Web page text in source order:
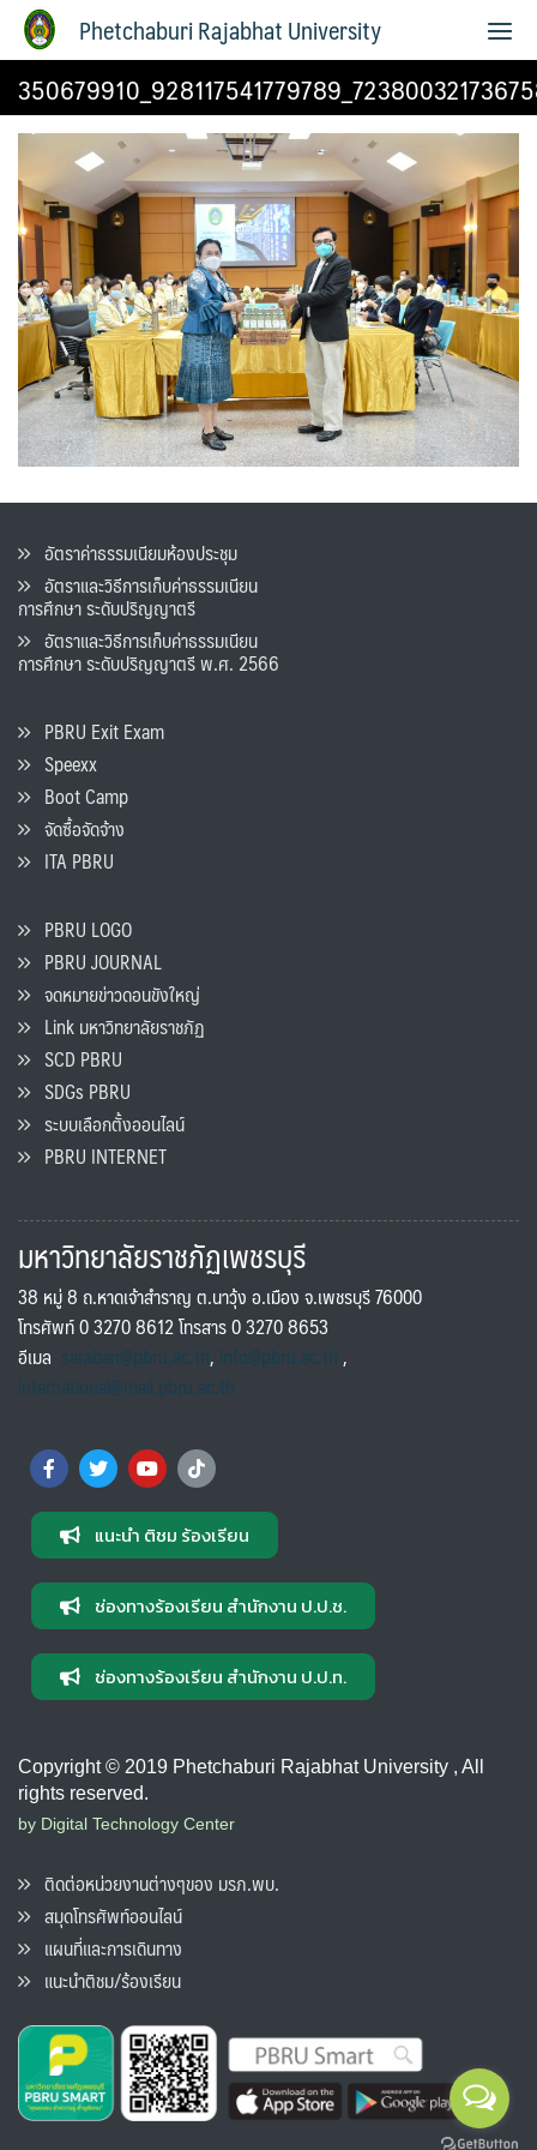
Phetchaburi Rajabhat University
อัตราค่าธรรมเนียมห้องประชุม
อัตราและวิธีการเก็บค่าธรรมเนียน
การศึกษา ระดับปริญญาตรี
อัตราและวิธีการเก็บค่าธรรมเนียน
การศึกษา ระดับปริญญาตรี พ.ศ. 2566
PBRU Exit Exam
Speexx
Boot Camp
จัดซื้อจัดจ้าง
ITA PBRU
PBRU LOGO
PBRU JOURNAL
จดหมายข่าวดอนขังใหญ่
Link มหาวิทยาลัยราชภัฏ
SCD PBRU
SDGs PBRU
ระบบเลือกตั้งออนไลน์
PBRU INTERNET
มหาวิทยาลัยราชภัฏเพชรบุรี
38 หมู่ 8 ถ.หาดเจ้าสำราญ ต.นาวุ้ง อ.เมือง จ.เพชรบุรี 76000
โทรศัพท์ 0 3270 8612 โทรสาร 0 3270 8653
อีเมล saraban@pbru.ac.th, info@pbru.ac.th,
international@mail.pbru.ac.th
แนะนำ ติชม ร้องเรียน
ช่องทางร้องเรียน สำนักงาน ป.ป.ช.
ช่องทางร้องเรียน สำนักงาน ป.ป.ท.
Copyright © 2019 Phetchaburi Rajabhat University , All
rights reserved.
by Digital Technology Center
ติดต่อหน่วยงานต่างๆของ มรภ.พบ.
สมุดโทรศัพท์ออนไลน์
แผนที่และการเดินทาง
แนะนำติชม/ร้องเรียน